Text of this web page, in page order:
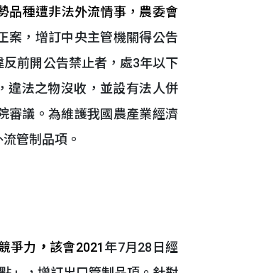
品種遭非法外流情事，農委會
案，增訂中央主管機關得公告
前開公告禁止者，處3年以下
違法之物沒收，並設有法人併
審議。為維護我國農產業經濟
管制品項。
爭力 ， 該會2021年7月28日經